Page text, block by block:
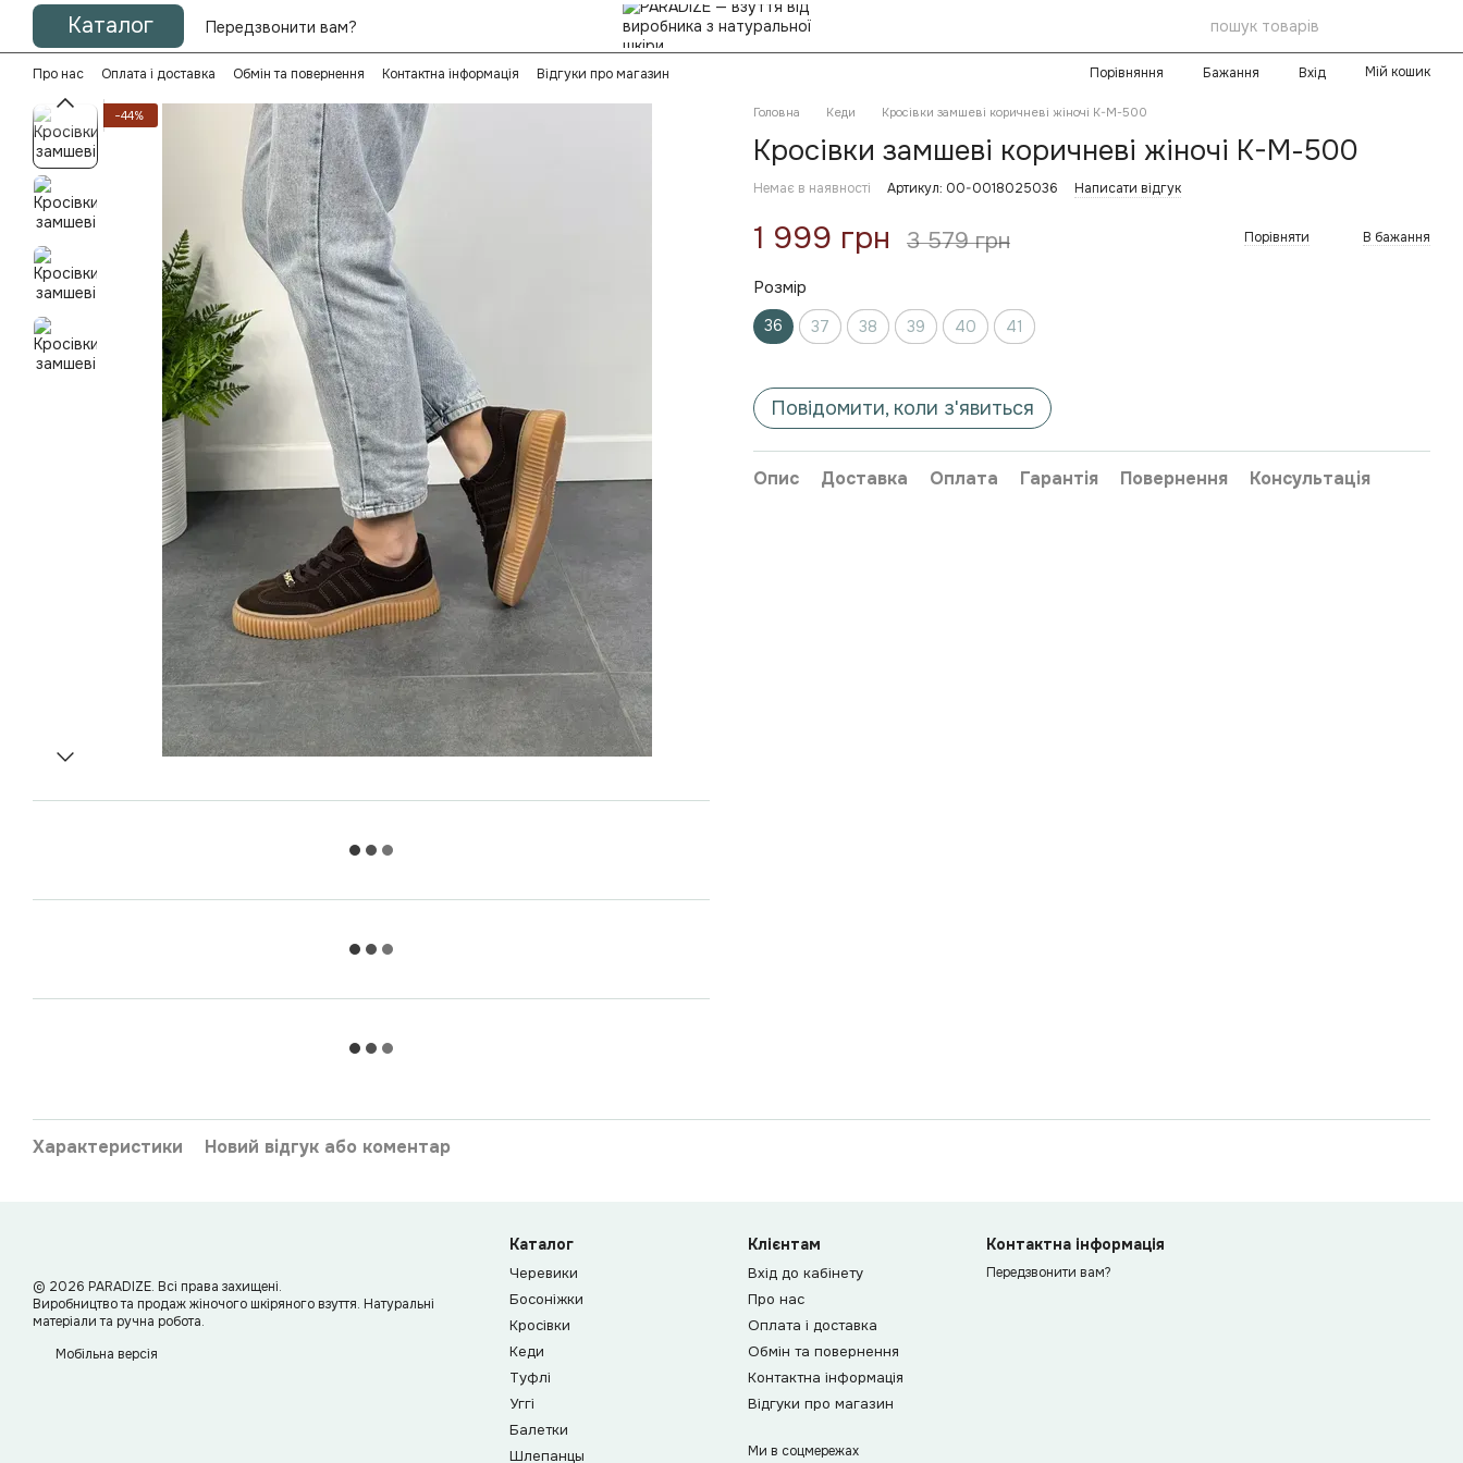
Перейти до основного контенту
Каталог Передзвонити вам?
Про нас Оплата і доставка Обмін та повернення Контактна інформація Відгуки про магазин Порівняння Бажання Вхід Мій кошик
−44% Головна Кеди Кросівки замшеві коричневі жіночі K-М-500
Кросівки замшеві коричневі жіночі K-М-500
Немає в наявності Артикул: 00-0018025036 Написати відгук
1 999 грн 3 579 грн Порівняти В бажання
Розмір
36 37 38 39 40 41
Повідомити, коли з'явиться
Опис Доставка Оплата Гарантія Повернення Консультація
Характеристики Новий відгук або коментар
© 2026 PARADIZE. Всі права захищені.
Виробництво та продаж жіночого шкіряного взуття. Натуральні
матеріали та ручна робота.
Мобільна версія
Каталог
Черевики
Босоніжки
Кросівки
Кеди
Туфлі
Уггі
Балетки
Шлепанцы
Клієнтам
Вхід до кабінету
Про нас
Оплата і доставка
Обмін та повернення
Контактна інформація
Відгуки про магазин
Ми в соцмережах
Контактна інформація
Передзвонити вам?